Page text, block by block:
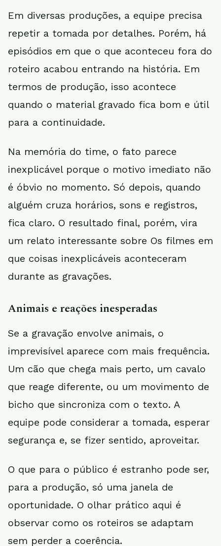
Em diversas produções, a equipe precisa
repetir a tomada por detalhes. Porém, há
episódios em que o que aconteceu fora do
roteiro acabou entrando na história. Em
termos de produção, isso acontece
quando o material gravado fica bom e útil
para a continuidade.
Na memória do time, o fato parece
inexplicável porque o motivo imediato não
é óbvio no momento. Só depois, quando
alguém cruza horários, sons e registros,
fica claro. O resultado final, porém, vira
um relato interessante sobre Os filmes em
que coisas inexplicáveis aconteceram
durante as gravações.
Animais e reações inesperadas
Se a gravação envolve animais, o
imprevisível aparece com mais frequência.
Um cão que chega mais perto, um cavalo
que reage diferente, ou um movimento de
bicho que sincroniza com o texto. A
equipe pode considerar a tomada, esperar
segurança e, se fizer sentido, aproveitar.
O que para o público é estranho pode ser,
para a produção, só uma janela de
oportunidade. O olhar prático aqui é
observar como os roteiros se adaptam
sem perder a coerência.